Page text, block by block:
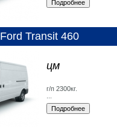
Ford Transit 460
цм
г/п 2300кг.